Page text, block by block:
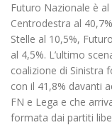
Futuro Nazionale è
Centrodestra al
Stelle al 10,5%,
al 4,5%. L’ultimo
coalizione di Sinistra
con il 41,8% davanti
FN e Lega e che
formata dai partiti